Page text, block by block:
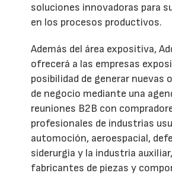
soluciones innovadoras para
en los procesos productivos.
Además del área expositiva,
ofrecerá a las empresas
posibilidad de generar nuevas
de negocio mediante una
reuniones B2B con
profesionales de industrias
automoción, aeroespacial,
siderurgia y la industria
fabricantes de piezas y